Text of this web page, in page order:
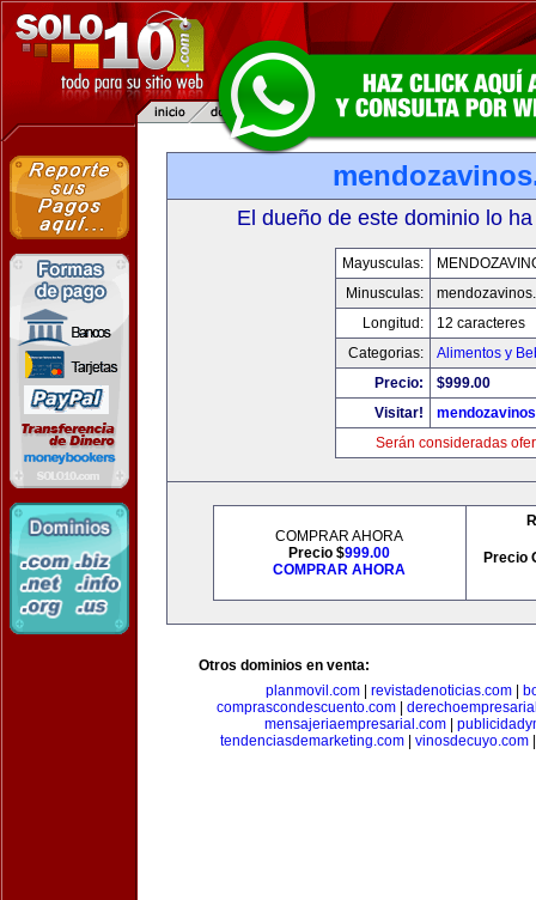
El dueño de este dominio lo
Mayusculas:
Minusculas:
Longitud:
12 caracteres
Categorias:
Alimentos y
Precio:
$999.00
Visitar!
Serán consideradas
COMPRAR AHORA
Precio $999.00
COMPRAR AHORA
Precio
Otros dominios en venta:
planmovil.com| revistadenoticias.com|
comprascondescuento.com
mensajeriaempresarial.com|
tendenciasdemarketing.com| vinosdecuyo.com